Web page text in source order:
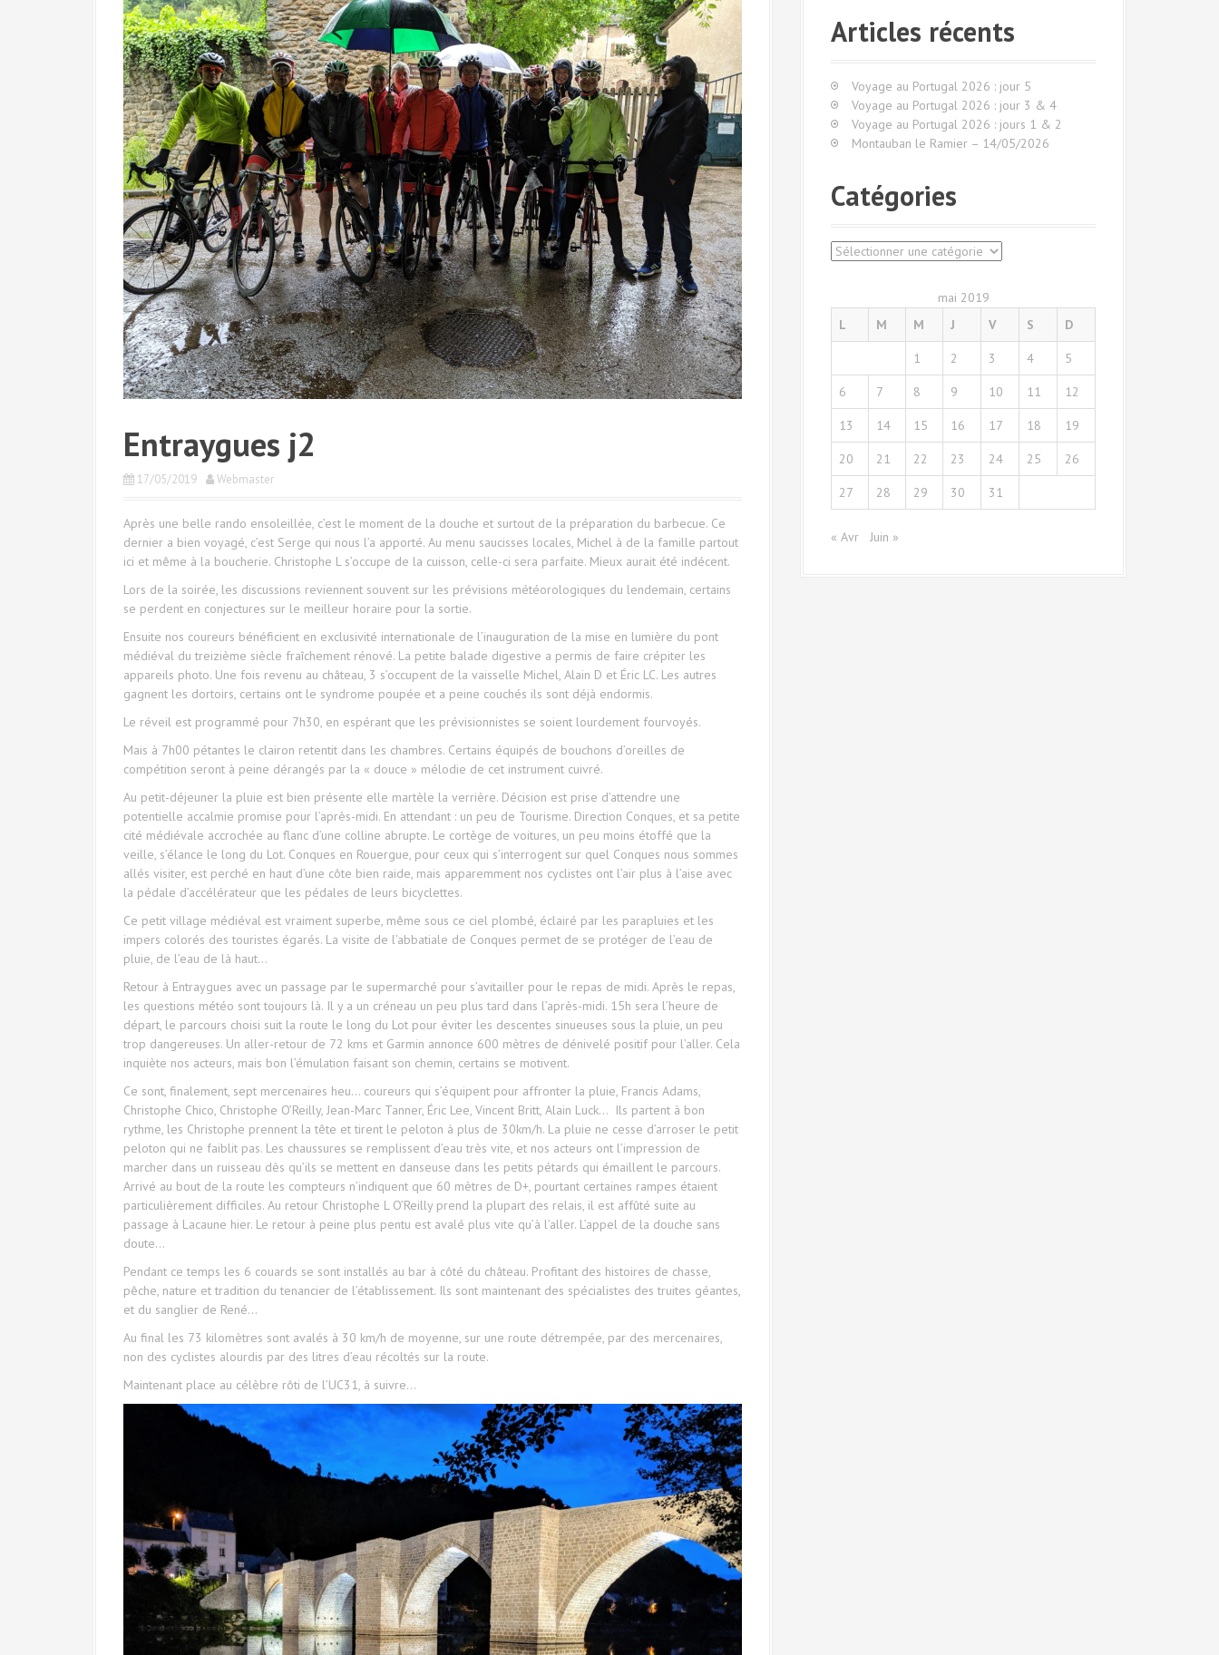
Entraygues j2
17/05/2019 Webmaster
Après une belle rando ensoleillée, c’est le moment de la douche et surtout de la préparation du barbecue. Ce
dernier a bien voyagé, c’est Serge qui nous l’a apporté. Au menu saucisses locales, Michel à de la famille partout
ici et même à la boucherie. Christophe L s’occupe de la cuisson, celle-ci sera parfaite. Mieux aurait été indécent.
Lors de la soirée, les discussions reviennent souvent sur les prévisions météorologiques du lendemain, certains
se perdent en conjectures sur le meilleur horaire pour la sortie.
Ensuite nos coureurs bénéficient en exclusivité internationale de l’inauguration de la mise en lumière du pont
médiéval du treizième siècle fraîchement rénové. La petite balade digestive a permis de faire crépiter les
appareils photo. Une fois revenu au château, 3 s’occupent de la vaisselle Michel, Alain D et Éric LC. Les autres
gagnent les dortoirs, certains ont le syndrome poupée et a peine couchés ils sont déjà endormis.
Le réveil est programmé pour 7h30, en espérant que les prévisionnistes se soient lourdement fourvoyés.
Mais à 7h00 pétantes le clairon retentit dans les chambres. Certains équipés de bouchons d’oreilles de
compétition seront à peine dérangés par la « douce » mélodie de cet instrument cuivré.
Au petit-déjeuner la pluie est bien présente elle martèle la verrière. Décision est prise d’attendre une
potentielle accalmie promise pour l’après-midi. En attendant : un peu de Tourisme. Direction Conques, et sa petite
cité médiévale accrochée au flanc d’une colline abrupte. Le cortège de voitures, un peu moins étoffé que la
veille, s’élance le long du Lot. Conques en Rouergue, pour ceux qui s’interrogent sur quel Conques nous sommes
allés visiter, est perché en haut d’une côte bien raide, mais apparemment nos cyclistes ont l’air plus à l’aise avec
la pédale d’accélérateur que les pédales de leurs bicyclettes.
Ce petit village médiéval est vraiment superbe, même sous ce ciel plombé, éclairé par les parapluies et les
impers colorés des touristes égarés. La visite de l’abbatiale de Conques permet de se protéger de l’eau de
pluie, de l’eau de là haut…
Retour à Entraygues avec un passage par le supermarché pour s’avitailler pour le repas de midi. Après le repas,
les questions météo sont toujours là. Il y a un créneau un peu plus tard dans l’après-midi. 15h sera l’heure de
départ, le parcours choisi suit la route le long du Lot pour éviter les descentes sinueuses sous la pluie, un peu
trop dangereuses. Un aller-retour de 72 kms et Garmin annonce 600 mètres de dénivelé positif pour l’aller. Cela
inquiète nos acteurs, mais bon l’émulation faisant son chemin, certains se motivent.
Ce sont, finalement, sept mercenaires heu… coureurs qui s’équipent pour affronter la pluie, Francis Adams,
Christophe Chico, Christophe O’Reilly, Jean-Marc Tanner, Éric Lee, Vincent Britt, Alain Luck… Ils partent à bon
rythme, les Christophe prennent la tête et tirent le peloton à plus de 30km/h. La pluie ne cesse d’arroser le petit
peloton qui ne faiblit pas. Les chaussures se remplissent d’eau très vite, et nos acteurs ont l’impression de
marcher dans un ruisseau dès qu’ils se mettent en danseuse dans les petits pétards qui émaillent le parcours.
Arrivé au bout de la route les compteurs n’indiquent que 60 mètres de D+, pourtant certaines rampes étaient
particulièrement difficiles. Au retour Christophe L O’Reilly prend la plupart des relais, il est affûté suite au
passage à Lacaune hier. Le retour à peine plus pentu est avalé plus vite qu’à l’aller. L’appel de la douche sans
doute…
Pendant ce temps les 6 couards se sont installés au bar à côté du château. Profitant des histoires de chasse,
pêche, nature et tradition du tenancier de l’établissement. Ils sont maintenant des spécialistes des truites géantes,
et du sanglier de René…
Au final les 73 kilomètres sont avalés à 30 km/h de moyenne, sur une route détrempée, par des mercenaires,
non des cyclistes alourdis par des litres d’eau récoltés sur la route.
Maintenant place au célèbre rôti de l’UC31, à suivre…
r
e
p
o
u
Articles récents
Voyage au Portugal 2026 : jour 5
Voyage au Portugal 2026 : jour 3 & 4
Voyage au Portugal 2026 : jours 1 & 2
Montauban le Ramier – 14/05/2026
Catégories
C
é
o
mai 2019
L
M M J V S D
1 2 3 4 5
6 7 8 9 10 11 12
13 14 15 16 17 18 19
20 21 22 23 24 25 26
27 28 29 30 31
« Avr Juin »